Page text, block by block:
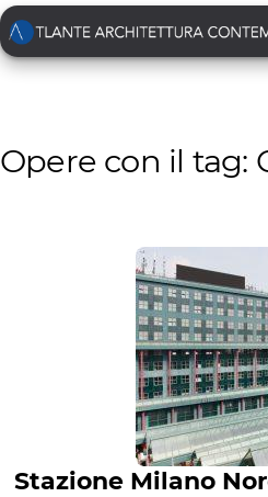
Opere con il tag:
Stazione Milano